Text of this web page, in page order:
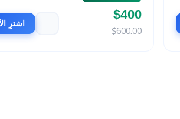
$400
$600.00 اشترِ